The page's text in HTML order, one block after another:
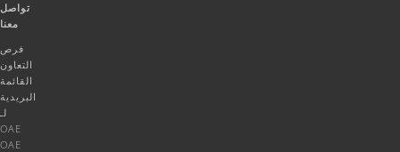
تواصل
معنا
فرص
التعاون
القائمة
البريدية
لـ
OAE
OAE